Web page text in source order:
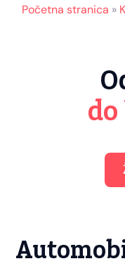
Početna stranica »